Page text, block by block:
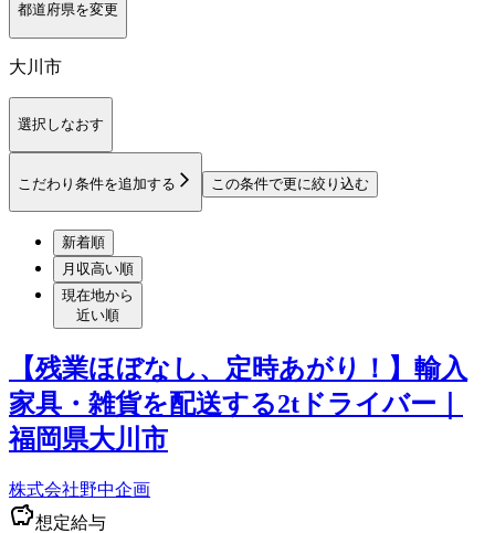
都道府県を変更
大川市
選択しなおす
こだわり条件を追加する この条件で更に絞り込む
新着順
月収高い順
現在地から
近い順
【残業ほぼなし、定時あがり！】輸入
家具・雑貨を配送する2tドライバー｜
福岡県大川市
株式会社野中企画
想定給与